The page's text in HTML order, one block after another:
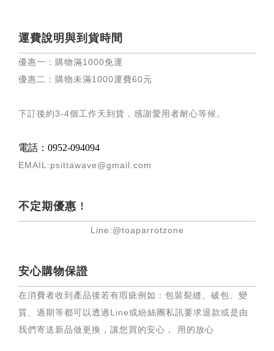
運費說明與到貨時間
優惠一：購物滿1000免運
優惠二：購物未滿1000運費60元
下訂後約3-4個工作天到貨，感謝愛用者耐心等候 。
電話：0952-094094
EMAIL:psittawave@gmail.com
不定期優惠 !
Line:@toaparrotzone
安心購物保證
在消費者收到產品後若有瑕疵例如：包裝裂縫、破包、變
質、過期等都可以透過Line或紛絲團私訊要求退款或是由
我們寄送新品做更換，讓您買的安心， 用的放心